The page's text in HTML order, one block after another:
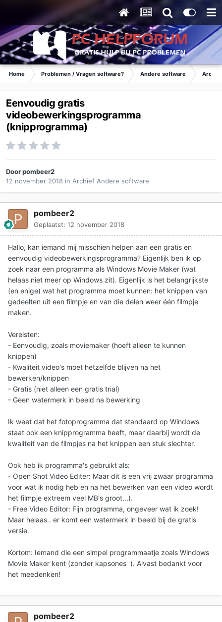
Home Problemen / Vragen software? Andere software
Eenvoudig gratis
videobewerkingsprogramma
(knipprogramma)
Doorpombeer2
12 november 2018 in Archief Andere software
pombeer2
Geplaatst: 12 november 2018
Hallo, kan iemand mij misschien helpen aan een gratis en
eenvoudig videobewerkingsprogramma? Eigenlijk ben ik op
zoek naar een programma als Windows Movie Maker (wat
helaas niet meer op Windows zit). Eigenlijk is het belangrijkste
(en enige) wat het programma moet kunnen: het knippen van
gedeelten uit een filmpje en van die delen weer één filmpje
maken.
Vereisten:
- Eenvoudig, zoals moviemaker (hoeft alleen te kunnen
knippen)
- Kwaliteit video's moet hetzelfde blijven na het
bewerken/knippen
- Gratis (niet alleen een gratis trial)
- Geen watermerk in beeld na bewerking
Ik weet dat het fotoprogramma dat standaard op Windows
staat ook een knipprogramma heeft, maar daarbij wordt de
kwaliteit van de filmpjes na het knippen een stuk slechter.
Ook heb ik programma's gebruikt als:
- Open Shot Video Editer: Maar dit is een vrij zwaar programma
voor wat ik nodig heb en na het bewerken van een video wordt
het filmpje extreem veel MB's groot...).
- Free Video Editor: Fijn programma, ongeveer wat ik zoek!
Maar helaas.. er komt een watermerk in beeld bij de gratis
versie.
Kortom: Iemand die een simpel programmaatje zoals Windows
Movie Maker kent (zonder kapsones ). Alvast bedankt voor
het meedenken!
pombeer2